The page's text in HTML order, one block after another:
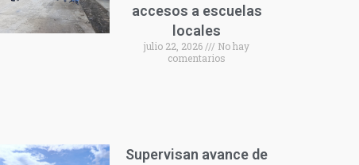
accesos a escuelas
locales
julio 22, 2026
No hay
comentarios
Supervisan avance de